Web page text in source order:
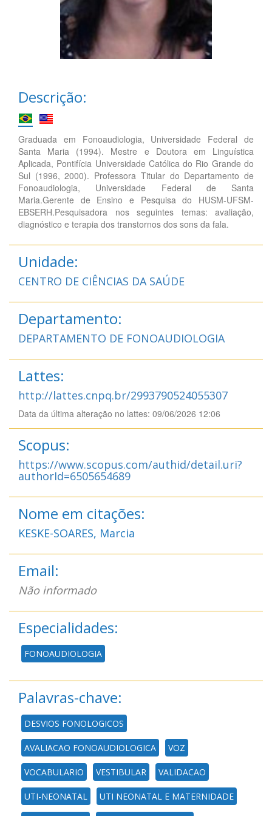
Descrição:
Graduada em Fonoaudiologia, Universidade Federal de
Santa Maria (1994). Mestre e Doutora em Linguística
Aplicada, Pontifícia Universidade Católica do Rio Grande do
Sul (1996, 2000). Professora Titular do Departamento de
Fonoaudiologia, Universidade Federal de Santa
Maria.Gerente de Ensino e Pesquisa do HUSM-UFSM-
EBSERH.Pesquisadora nos seguintes temas: avaliação,
diagnóstico e terapia dos transtornos dos sons da fala.
Unidade:
CENTRO DE CIÊNCIAS DA SAÚDE
Departamento:
DEPARTAMENTO DE FONOAUDIOLOGIA
Lattes:
http://lattes.cnpq.br/2993790524055307
Data da última alteração no lattes: 09/06/2026 12:06
Scopus:
https://www.scopus.com/authid/detail.uri?
authorId=6505654689
Nome em citações:
KESKE-SOARES, Marcia
Email:
Não informado
Especialidades:
FONOAUDIOLOGIA
Palavras-chave:
DESVIOS FONOLOGICOS
AVALIACAO FONOAUDIOLOGICA VOZ
VOCABULARIO VESTIBULAR VALIDACAO
UTI-NEONATAL UTI NEONATAL E MATERNIDADE